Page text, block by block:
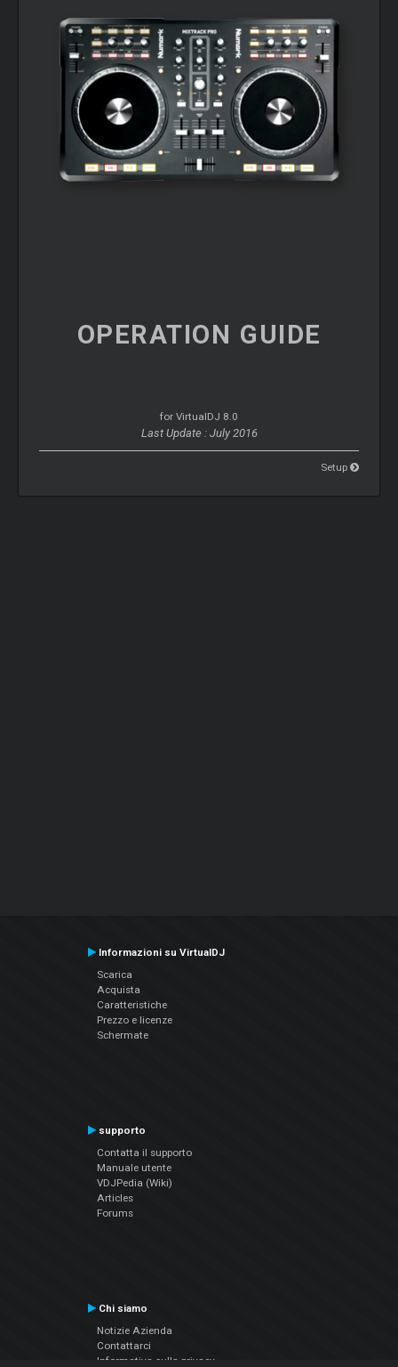
OPERATION GUIDE
for VirtualDJ 8.0
Last Update : July 2016
Setup
Informazioni su VirtualDJ
Scarica
Acquista
Caratteristiche
Prezzo e licenze
Schermate
supporto
Contatta il supporto
Manuale utente
VDJPedia (Wiki)
Articles
Forums
Chi siamo
Notizie Azienda
Contattarci
Informativa sulla privacy